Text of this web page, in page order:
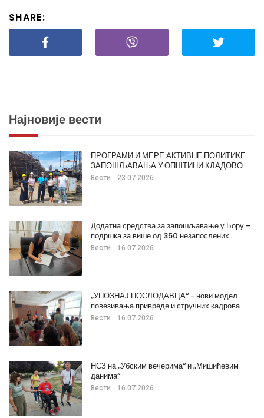
SHARE:
Најновије вести
Вести 23.07.2026.
ПРОГРАМИ И МЕРЕ АКТИВНЕ ПОЛИТИКЕ
ЗАПОШЉАВАЊА У ОПШТИНИ КЛАДОВО
Вести 16.07.2026.
Додатна средства за запошљавање у Бору –
подршка за више од 350 незапослених
Вести 16.07.2026.
„УПОЗНАЈ ПОСЛОДАВЦА“ - нови модел
повезивања привреде и стручних кадрова
Вести 16.07.2026.
НСЗ на „Убским вечерима“ и „Мишићевим
данима“